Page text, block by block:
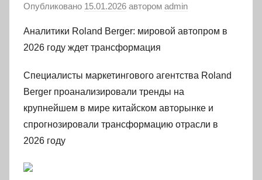
Опубликовано 15.01.2026 автором admin
Аналитики Roland Berger: мировой автопром в
2026 году ждет трансформация
Специалисты маркетингового агентства Roland
Berger проанализировали тренды на
крупнейшем в мире китайском авторынке и
спрогнозировали трансформацию отрасли в
2026 году